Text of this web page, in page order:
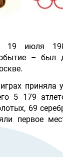
19 июля
– был
приняла
5 179
69
первое